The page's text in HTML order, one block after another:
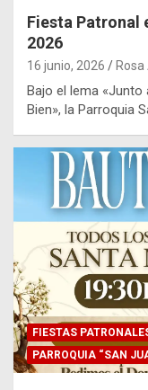
Fiesta Patronal
2026
16 junio, 2026
Bajo el lema «Junto
Bien», la Parroquia
FIESTAS
PARROQUIA “SAN